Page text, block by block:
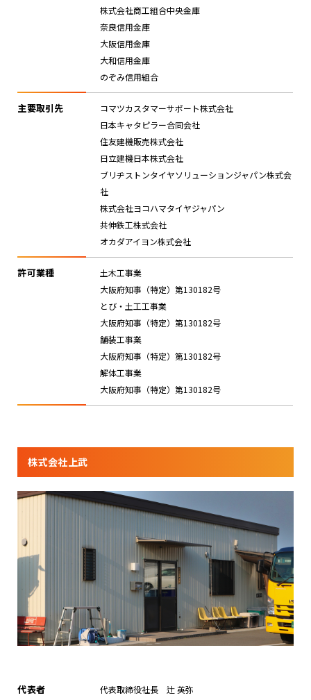
株式会社商工組合中央金庫
奈良信用金庫
大阪信用金庫
大和信用金庫
のぞみ信用組合
主要取引先
コマツカスタマーサポート株式会社
日本キャタピラー合同会社
住友建機販売株式会社
日立建機日本株式会社
ブリヂストンタイヤソリューションジャパン株式会
社
株式会社ヨコハマタイヤジャパン
共伸鉄工株式会社
オカダアイヨン株式会社
許可業種
土木工事業
大阪府知事（特定）第130182号
とび・土工工事業
大阪府知事（特定）第130182号
舗装工事業
大阪府知事（特定）第130182号
解体工事業
大阪府知事（特定）第130182号
株式会社上武
代表者 代表取締役社長 辻 英弥